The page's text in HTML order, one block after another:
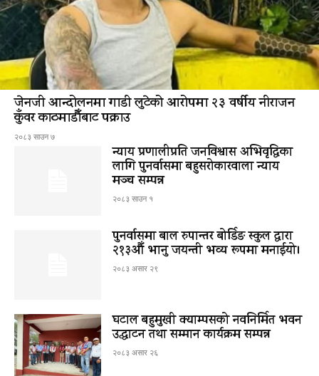
जेनजी आन्दोलनमा गाडी लुटेको आरोपमा २३ वर्षीय नीराजन
कुँवर काठमाडौँबाट पक्राउ
२०८३ साउन ७
न्याय प्रणालीप्रति जनविश्वास अभिवृद्धिका
लागि पुनर्वासमा बहुसरोकारवाला न्याय
मञ्च सम्पन्न
२०८३ साउन १
पुनर्वासमा बाल रुपान्तर बोर्डिङ स्कुल द्धारा
२१३औँ भानु जयन्ती भव्य रूपमा मनाईयो।
२०८३ असार २९
घटाल बहुमुखी क्याम्पसको नवनिर्मित भवन
उद्घाटन तथा सम्मान कार्यक्रम सम्पन्न
२०८३ असार २६